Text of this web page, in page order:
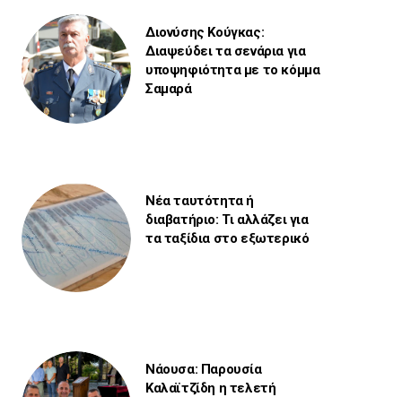
Διονύσης Κούγκας:
Διαψεύδει τα σενάρια για
υποψηφιότητα με το κόμμα
Σαμαρά
Νέα ταυτότητα ή
διαβατήριο: Τι αλλάζει για
τα ταξίδια στο εξωτερικό
Νάουσα: Παρουσία
Καλαϊτζίδη η τελετή